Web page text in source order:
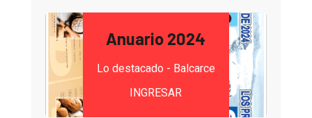
Anuario 2024
Lo destacado - Balcarce
INGRESAR